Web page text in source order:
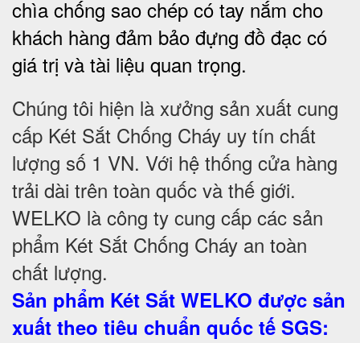
chìa chống sao chép có tay nắm cho
khách hàng đảm bảo đựng đồ đạc có
giá trị và tài liệu quan trọng.
Chúng tôi hiện là xưởng sản xuất cung
cấp Két Sắt Chống Cháy uy tín chất
lượng số 1 VN. Với hệ thống cửa hàng
trải dài trên toàn quốc và thế giới.
WELKO là công ty cung cấp các sản
phẩm Két Sắt Chống Cháy an toàn
chất lượng.
Sản phẩm Két Sắt WELKO được sản
xuất theo tiêu chuẩn quốc tế SGS: